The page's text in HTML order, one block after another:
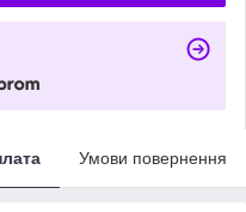
Умови повернення